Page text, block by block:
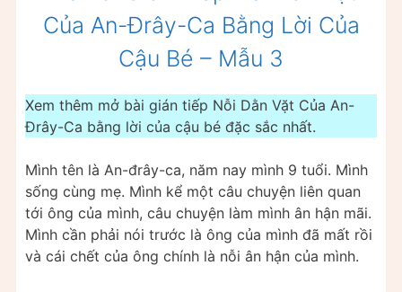
Của An-Đrây-Ca Bằng Lời Của
Cậu Bé – Mẫu 3
Xem thêm mở bài gián tiếp Nỗi Dằn Vặt Của An-
Đrây-Ca bằng lời của cậu bé đặc sắc nhất.
Mình tên là An-đrây-ca, năm nay mình 9 tuổi. Mình
sống cùng mẹ. Mình kể một câu chuyện liên quan
tới ông của mình, câu chuyện làm mình ân hận mãi.
Mình cần phải nói trước là ông của mình đã mất rồi
và cái chết của ông chính là nỗi ân hận của mình.